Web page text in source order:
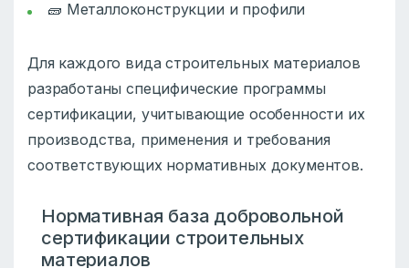
🧱 Металлоконструкции и профили
Для каждого вида строительных материалов
разработаны специфические программы
сертификации, учитывающие особенности их
производства, применения и требования
соответствующих нормативных документов.
Нормативная база добровольной
сертификации строительных
материалов